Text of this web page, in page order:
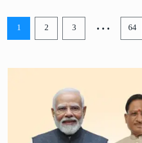
1 2 3 … 64